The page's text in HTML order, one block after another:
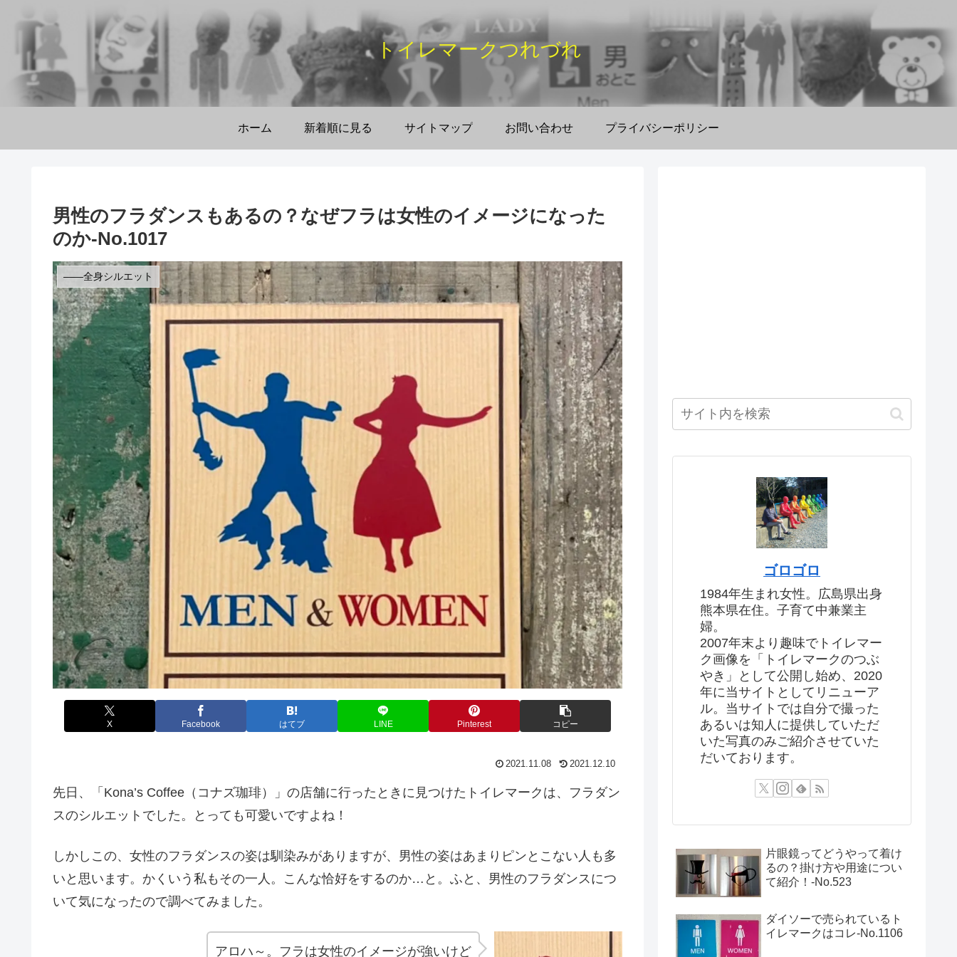
トイレマークつれづれ
ホーム 新着順に見る サイトマップ お問い合わせ プライバシーポリシー
男性のフラダンスもあるの？なぜフラは女性のイメージになった
のか-No.1017
――全身シルエット
X Facebook はてブ LINE Pinterest コピー
2021.11.08 2021.12.10
先日、「Kona’s Coffee（コナズ珈琲）」の店舗に行ったときに見つけたトイレマークは、フラダン
スのシルエットでした。とっても可愛いですよね！
しかしこの、女性のフラダンスの姿は馴染みがありますが、男性の姿はあまりピンとこない人も多
いと思います。かくいう私もその一人。こんな恰好をするのか…と。ふと、男性のフラダンスにつ
いて気になったので調べてみました。
アロハ～。フラは女性のイメージが強いけど
ゴロゴロ
1984年生まれ女性。広島県出身
熊本県在住。子育て中兼業主
婦。
2007年末より趣味でトイレマー
ク画像を「トイレマークのつぶ
やき」として公開し始め、2020
年に当サイトとしてリニューア
ル。当サイトでは自分で撮った
あるいは知人に提供していただ
いた写真のみご紹介させていた
だいております。
片眼鏡ってどうやって着け
るの？掛け方や用途につい
て紹介！‐No.523
ダイソーで売られているト
イレマークはコレ-No.1106